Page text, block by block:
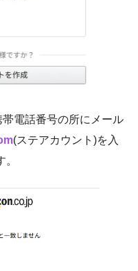
電話番号の所にメール
(ステアカウント)を入